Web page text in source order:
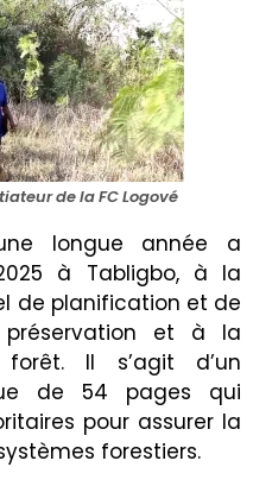
de la FC Logové
longue année a
à Tabligbo, à la
de planification et de
et à la
Il s’agit d’un
de 54 pages qui
pour assurer la
forestiers.